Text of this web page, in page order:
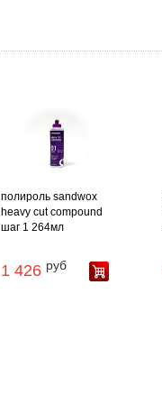
полироль sandwox
heavy cut compound
шаг 1 264мл
1 426 руб